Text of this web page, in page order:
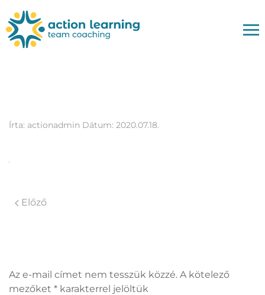
Írta: actionadmin Dátum: 2020.07.18.
Előző
Az e-mail címet nem tesszük közzé. A kötelező
mezőket * karakterrel jelöltük